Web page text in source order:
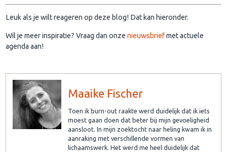
Leuk als je wilt reageren op deze blog! Dat kan hieronder.
Wil je meer inspiratie? Vraag dan onzenieuwsbriefmet actuele
agenda aan!
Maaike Fischer
Toen ik burn-out raakte werd duidelijk dat ik iets
moest gaan doen dat beter bij mijn gevoeligheid
aansloot. In mijn zoektocht naar heling kwam ik in
aanraking met verschillende vormen van
lichaamswerk. Het werd me heel duidelijk dat